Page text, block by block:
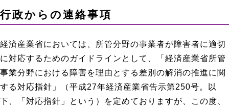
行政からの連絡事項
経済産業省においては、所管分野の事業者が障害者に適切
に対応するためのガイドラインとして、「経済産業省所管
事業分野における障害を理由とする差別の解消の推進に関
する対応指針」（平成27年経済産業省告示第250号。以
下、「対応指針」という）を定めておりますが、この度、